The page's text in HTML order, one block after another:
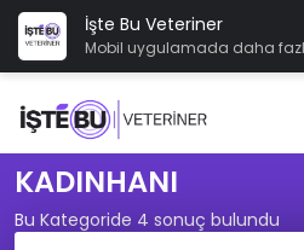
İşte Bu Veteriner
Mobil uygulamada daha
KADINHANI
Bu Kategoride 4 sonuç bulundu